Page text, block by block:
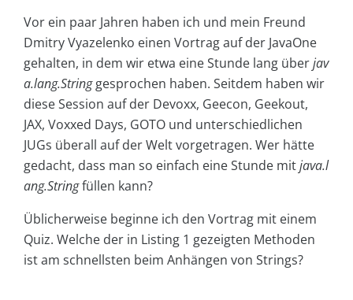
Vor ein paar Jahren haben ich und mein Freund
Dmitry Vyazelenko einen Vortrag auf der JavaOne
gehalten, in dem wir etwa eine Stunde lang überjav
a.lang.Stringgesprochen haben. Seitdem haben wir
diese Session auf der Devoxx, Geecon, Geekout,
JAX, Voxxed Days, GOTO und unterschiedlichen
JUGs überall auf der Welt vorgetragen. Wer hätte
gedacht, dass man so einfach eine Stunde mitjava.l
ang.Stringfüllen kann?
Üblicherweise beginne ich den Vortrag mit einem
Quiz. Welche der in Listing 1 gezeigten Methoden
ist am schnellsten beim Anhängen von Strings?